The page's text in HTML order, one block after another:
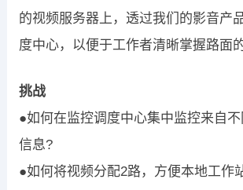
的视频服务器上，透过我们的影音产
度中心，以便于工作者清晰掌握路面
挑战
●如何在监控调度中心集中监控来自
信息?
●如何将视频分配2路，方便本地工作